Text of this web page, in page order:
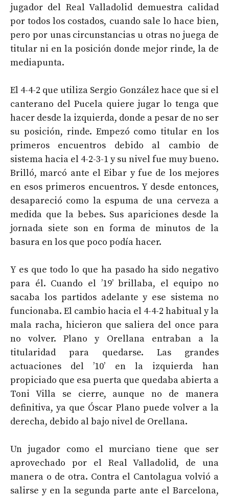
jugador del Real Valladolid demuestra calidad
por todos los costados, cuando sale lo hace bien,
pero por unas circunstancias u otras no juega de
titular ni en la posición donde mejor rinde, la de
mediapunta.
El 4-4-2 que utiliza Sergio González hace que si el
canterano del Pucela quiere jugar lo tenga que
hacer desde la izquierda, donde a pesar de no ser
su posición, rinde. Empezó como titular en los
primeros encuentros debido al cambio de
sistema hacia el 4-2-3-1 y su nivel fue muy bueno.
Brilló, marcó ante el Eibar y fue de los mejores
en esos primeros encuentros. Y desde entonces,
desapareció como la espuma de una cerveza a
medida que la bebes. Sus apariciones desde la
jornada siete son en forma de minutos de la
basura en los que poco podía hacer.
Y es que todo lo que ha pasado ha sido negativo
para él. Cuando el ’19’ brillaba, el equipo no
sacaba los partidos adelante y ese sistema no
funcionaba. El cambio hacia el 4-4-2 habitual y la
mala racha, hicieron que saliera del once para
no volver. Plano y Orellana entraban a la
titularidad para quedarse. Las grandes
actuaciones del ’10’ en la izquierda han
propiciado que esa puerta que quedaba abierta a
Toni Villa se cierre, aunque no de manera
definitiva, ya que Óscar Plano puede volver a la
derecha, debido al bajo nivel de Orellana.
Un jugador como el murciano tiene que ser
aprovechado por el Real Valladolid, de una
manera o de otra. Contra el Cantolagua volvió a
salirse y en la segunda parte ante el Barcelona,